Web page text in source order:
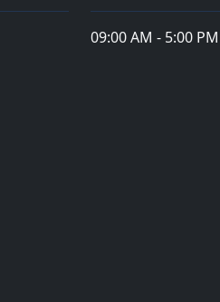
09:00 AM - 5:00